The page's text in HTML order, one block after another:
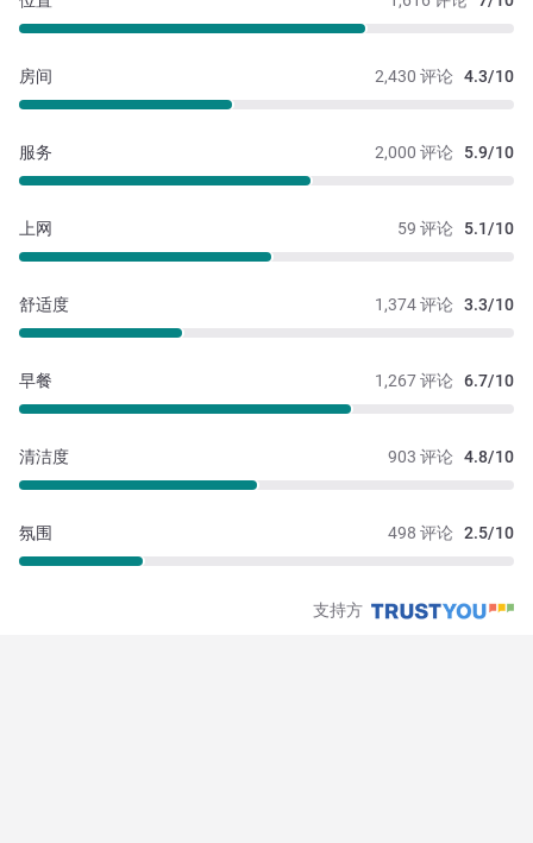
2,430 评论 4.3/10
房间
2,000 评论 5.9/10
服务
59 评论 5.1/10
上网
1,374 评论 3.3/10
舒适度
1,267 评论 6.7/10
早餐
903 评论 4.8/10
清洁度
498 评论 2.5/10
氛围
支持方